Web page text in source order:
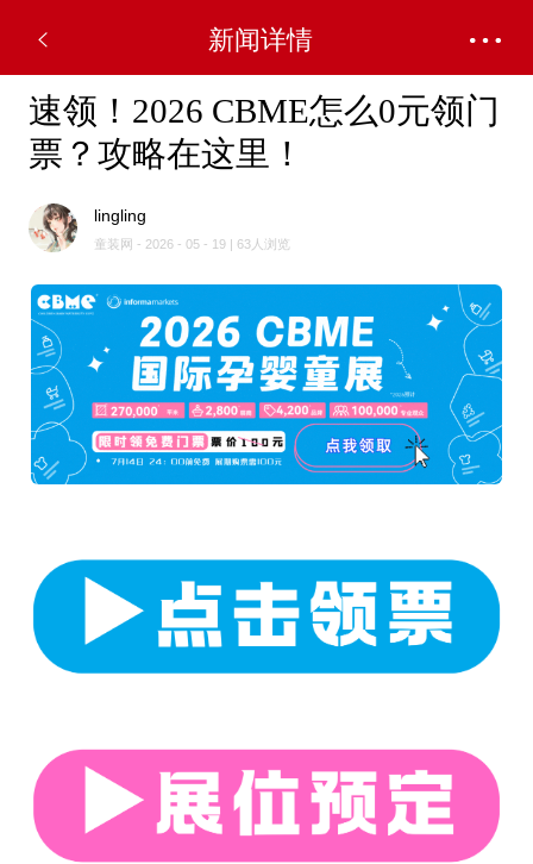
新闻详情
速领！2026 CBME怎么0元领门
票？攻略在这里！
lingling
童装网 - 2026 - 05 - 19 | 63人浏览